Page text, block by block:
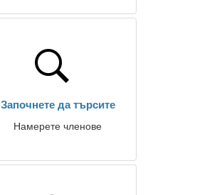
Започнете да търсите
Намерете членове